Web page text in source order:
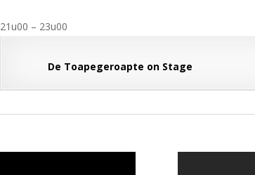
21u00 – 23u00
De Toapegeroapte on Stage